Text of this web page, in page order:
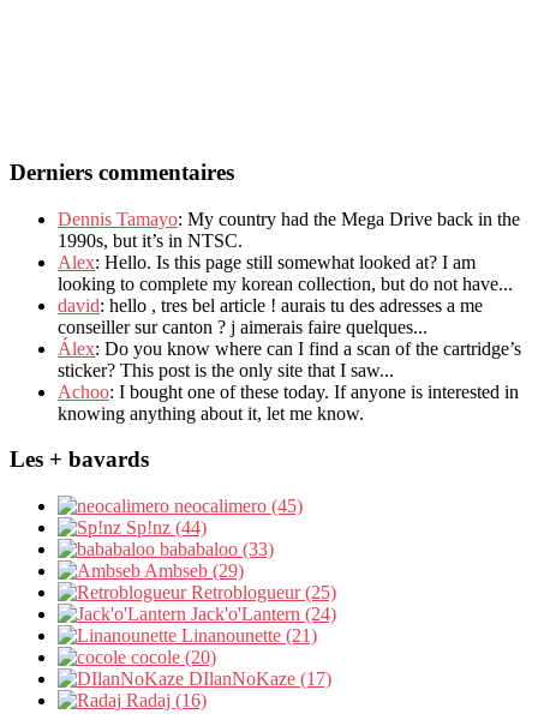
Derniers commentaires
Dennis Tamayo: My country had the Mega Drive back in the
1990s, but it’s in NTSC.
Alex: Hello. Is this page still somewhat looked at? I am
looking to complete my korean collection, but do not have...
david: hello , tres bel article ! aurais tu des adresses a me
conseiller sur canton ? j aimerais faire quelques...
Álex: Do you know where can I find a scan of the cartridge’s
sticker? This post is the only site that I saw...
Achoo: I bought one of these today. If anyone is interested in
knowing anything about it, let me know.
Les + bavards
neocalimero (45)
Sp!nz (44)
bababaloo (33)
Ambseb (29)
Retroblogueur (25)
Jack'o'Lantern (24)
Linanounette (21)
cocole (20)
DIlanNoKaze (17)
Radaj (16)